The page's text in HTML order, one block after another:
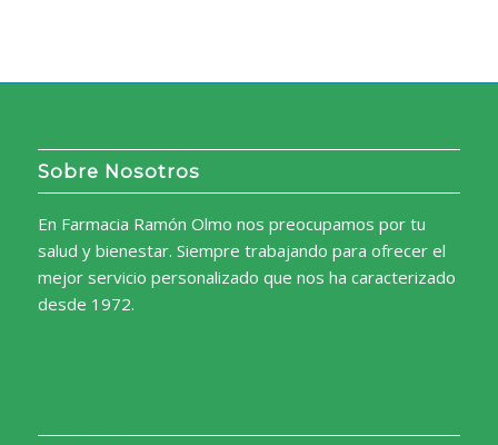
Sobre Nosotros
En Farmacia Ramón Olmo nos preocupamos por tu
salud y bienestar. Siempre trabajando para ofrecer el
mejor servicio personalizado que nos ha caracterizado
desde 1972.